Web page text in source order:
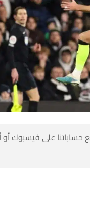
حساباتنا على فيسبوك